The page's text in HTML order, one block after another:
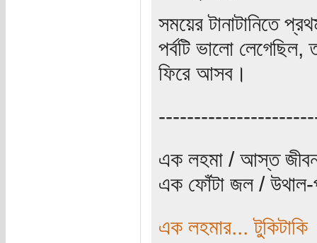
সময়ের টানাটানিতে
পর্বটি ভালো
ফিরে আসব।
এক লহমা / আস্ত
এক ফোঁটা জল /
এক লহমার... টুকিটাকি